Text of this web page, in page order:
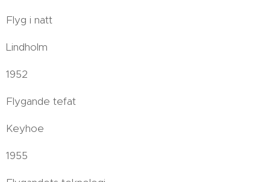
Flyg i natt
Lindholm
1952
Flygande tefat
Keyhoe
1955